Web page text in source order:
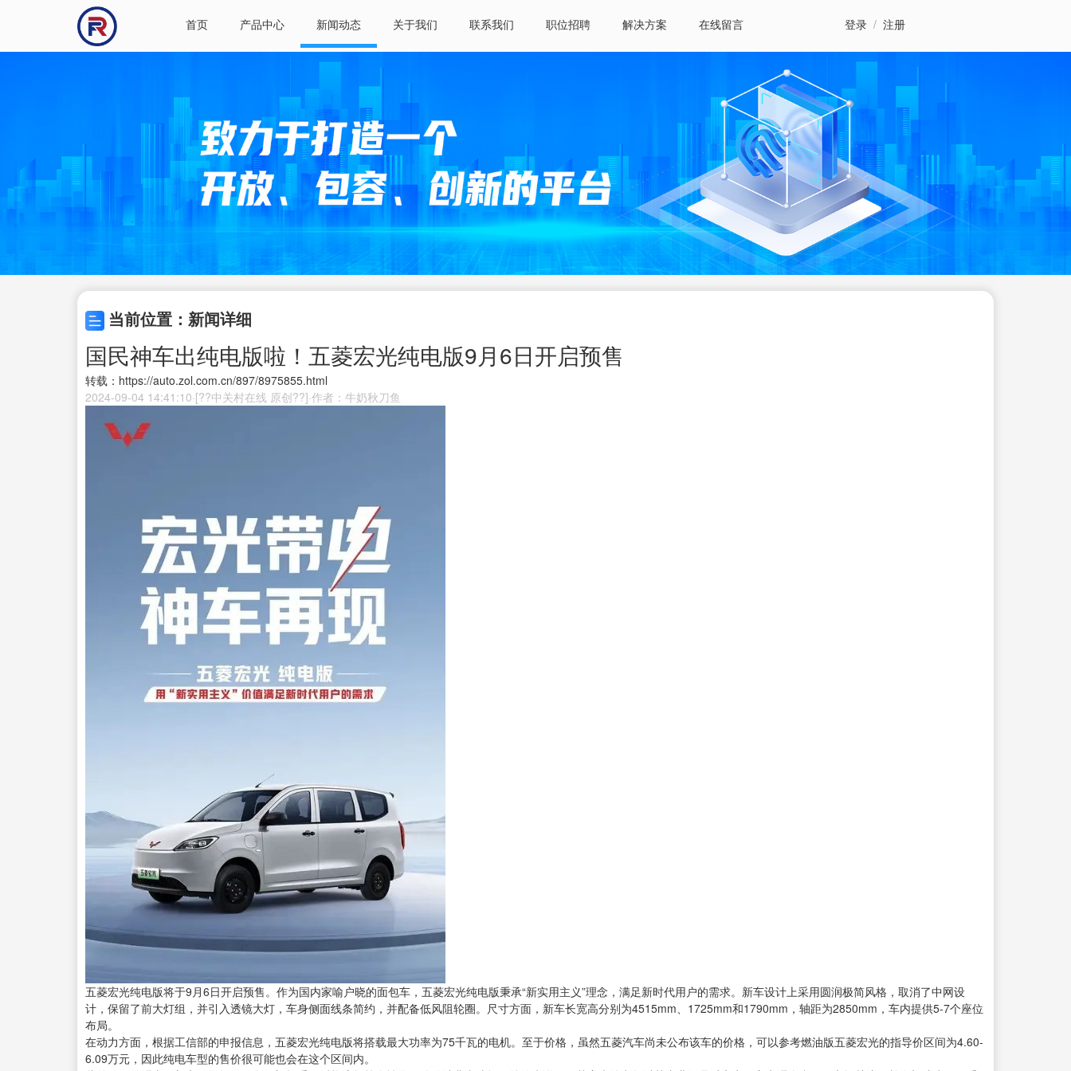
首页 产品中心 新闻动态 关于我们 联系我们 职位招聘 解决方案 在线留言 登录 / 注册
当前位置：新闻详细
国民神车出纯电版啦！五菱宏光纯电版9月6日开启预售
转载：https://auto.zol.com.cn/897/8975855.html
2024-09-04 14:41:10·[??中关村在线 原创??]·作者：牛奶秋刀鱼
五菱宏光纯电版将于9月6日开启预售。作为国内家喻户晓的面包车，五菱宏光纯电版秉承“新实用主义”理念，满足新时代用户的需求。新车设计上采用圆润极简风格，取消了中网设
计，保留了前大灯组，并引入透镜大灯，车身侧面线条简约，并配备低风阻轮圈。尺寸方面，新车长宽高分别为4515mm、1725mm和1790mm，轴距为2850mm，车内提供5-7个座位
布局。
在动力方面，根据工信部的申报信息，五菱宏光纯电版将搭载最大功率为75千瓦的电机。至于价格，虽然五菱汽车尚未公布该车的价格，可以参考燃油版五菱宏光的指导价区间为4.60-
6.09万元，因此纯电车型的售价很可能也会在这个区间内。